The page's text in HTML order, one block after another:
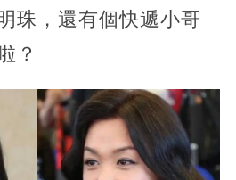
珠，還有個快遞小哥
？